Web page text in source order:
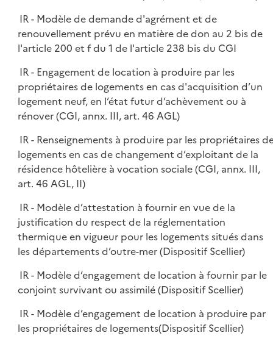
IR - Modèle de demande d'agrément et de
renouvellement prévu en matière de don au 2 bis de
l'article 200 et f du 1 de l'article 238 bis du CGI
IR - Engagement de location à produire par les
propriétaires de logements en cas d'acquisition d’un
logement neuf, en l’état futur d’achèvement ou à
rénover (CGI, annx. III, art. 46 AGL)
IR - Renseignements à produire par les propriétaires
logements en cas de changement d’exploitant de la
résidence hôtelière à vocation sociale (CGI, annx. III,
art. 46 AGL, II)
IR - Modèle d’attestation à fournir en vue de la
justification du respect de la réglementation
thermique en vigueur pour les logements situés dans
les départements d’outre-mer (Dispositif Scellier)
IR - Modèle d’engagement de location à fournir par le
conjoint survivant ou assimilé (Dispositif Scellier)
IR - Modèle d’engagement de location à produire par
les propriétaires de logements(Dispositif Scellier)